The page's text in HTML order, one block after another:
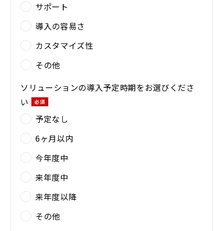
サポート
導入の容易さ
カスタマイズ性
その他
ソリューションの導入予定時期をお選びくださ
い
予定なし
6ヶ月以内
今年度中
来年度中
来年度以降
その他